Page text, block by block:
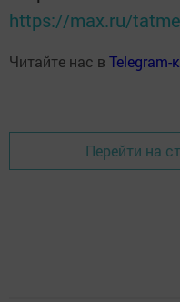
https://max.ru/
Читайте нас в Telegram-
Перейти на